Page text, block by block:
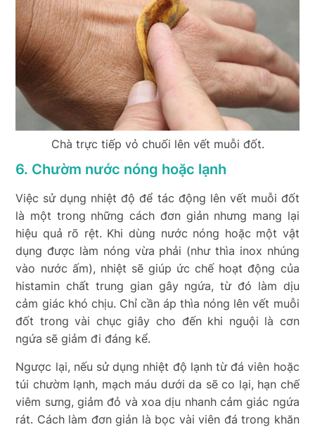
Chà trực tiếp vỏ chuối lên vết muỗi đốt.
6. Chườm nước nóng hoặc lạnh
Việc sử dụng nhiệt độ để tác động lên vết muỗi đốt
là một trong những cách đơn giản nhưng mang lại
hiệu quả rõ rệt. Khi dùng nước nóng hoặc một vật
dụng được làm nóng vừa phải (như thìa inox nhúng
vào nước ấm), nhiệt sẽ giúp ức chế hoạt động của
histamin chất trung gian gây ngứa, từ đó làm dịu
cảm giác khó chịu. Chỉ cần áp thìa nóng lên vết muỗi
đốt trong vài chục giây cho đến khi nguội là cơn
ngứa sẽ giảm đi đáng kể.
Ngược lại, nếu sử dụng nhiệt độ lạnh từ đá viên hoặc
túi chườm lạnh, mạch máu dưới da sẽ co lại, hạn chế
viêm sưng, giảm đỏ và xoa dịu nhanh cảm giác ngứa
rát. Cách làm đơn giản là bọc vài viên đá trong khăn